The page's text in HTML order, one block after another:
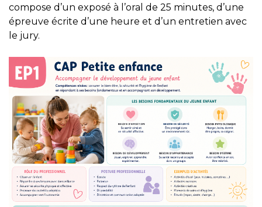
compose d’un exposé à l’oral de 25 minutes, d’une
épreuve écrite d’une heure et d’un entretien avec
le jury.